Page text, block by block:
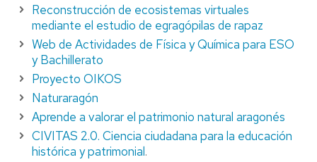
Reconstrucción de ecosistemas virtuales
mediante el estudio de egragópilas de rapaz
Web de Actividades de Física y Química para ESO
y Bachillerato
Proyecto OIKOS
Naturaragón
Aprende a valorar el patrimonio natural aragonés
CIVITAS 2.0. Ciencia ciudadana para la educación
histórica y patrimonial.